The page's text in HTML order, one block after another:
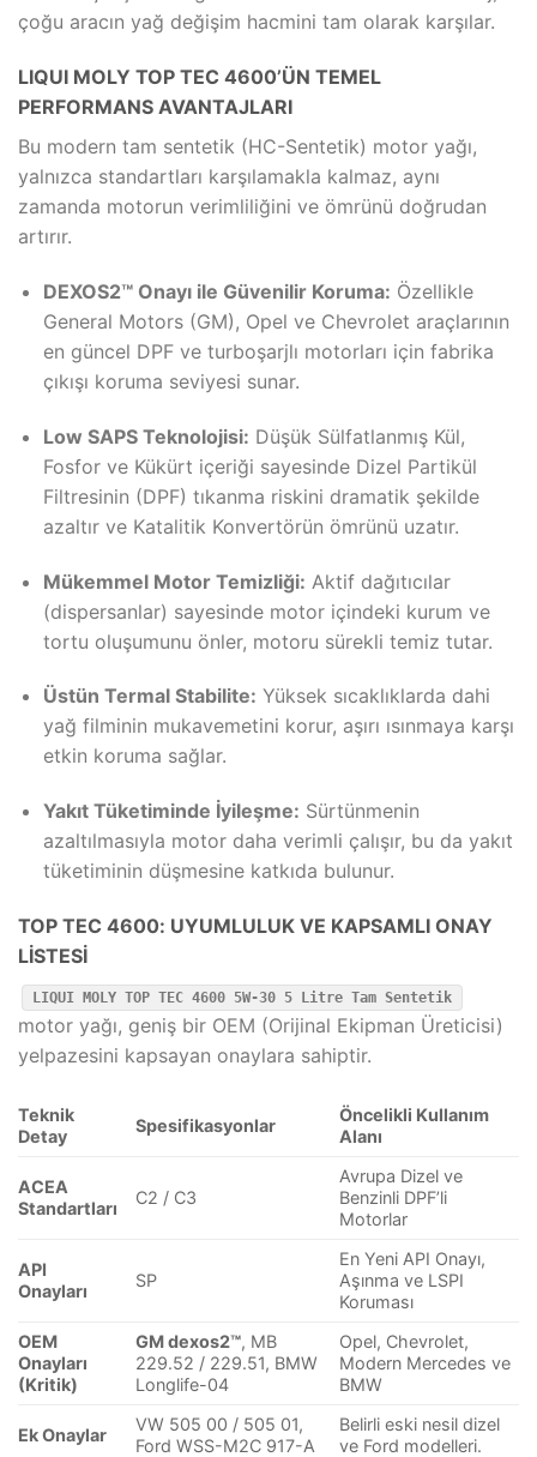
çoğu aracın yağ değişim hacmini tam olarak karşılar.
LIQUI MOLY TOP TEC 4600’ÜN TEMEL
PERFORMANS AVANTAJLARI
Bu modern tam sentetik (HC-Sentetik) motor yağı,
yalnızca standartları karşılamakla kalmaz, aynı
zamanda motorun verimliliğini ve ömrünü doğrudan
artırır.
DEXOS2™ Onayı ile Güvenilir Koruma: Özellikle
General Motors (GM), Opel ve Chevrolet araçlarının
en güncel DPF ve turboşarjlı motorları için fabrika
çıkışı koruma seviyesi sunar.
Low SAPS Teknolojisi: Düşük Sülfatlanmış Kül,
Fosfor ve Kükürt içeriği sayesinde Dizel Partikül
Filtresinin (DPF) tıkanma riskini dramatik şekilde
azaltır ve Katalitik Konvertörün ömrünü uzatır.
Mükemmel Motor Temizliği: Aktif dağıtıcılar
(dispersanlar) sayesinde motor içindeki kurum ve
tortu oluşumunu önler, motoru sürekli temiz tutar.
Üstün Termal Stabilite: Yüksek sıcaklıklarda dahi
yağ filminin mukavemetini korur, aşırı ısınmaya karşı
etkin koruma sağlar.
Yakıt Tüketiminde İyileşme: Sürtünmenin
azaltılmasıyla motor daha verimli çalışır, bu da yakıt
tüketiminin düşmesine katkıda bulunur.
TOP TEC 4600: UYUMLULUK VE KAPSAMLI ONAY
LİSTESİ
LIQUI MOLY TOP TEC 4600 5W-30 5 Litre Tam Sentetik
motor yağı, geniş bir OEM (Orijinal Ekipman Üreticisi)
yelpazesini kapsayan onaylara sahiptir.
Teknik
Detay
Spesifikasyonlar
Öncelikli Kullanım
Alanı
ACEA
Standartları
C2 / C3
Avrupa Dizel ve
Benzinli DPF’li
Motorlar
API
Onayları
SP
En Yeni API Onayı,
Aşınma ve LSPI
Koruması
OEM
Onayları
(Kritik)
GM dexos2™, MB
229.52 / 229.51, BMW
Longlife-04
Opel, Chevrolet,
Modern Mercedes ve
BMW
Ek Onaylar
VW 505 00 / 505 01,
Ford WSS-M2C 917-A
Belirli eski nesil dizel
ve Ford modelleri.